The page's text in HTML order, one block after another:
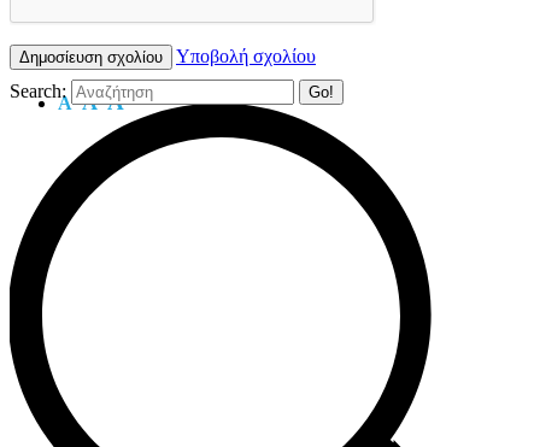
Υποβολή σχολίου
A A A
Search: